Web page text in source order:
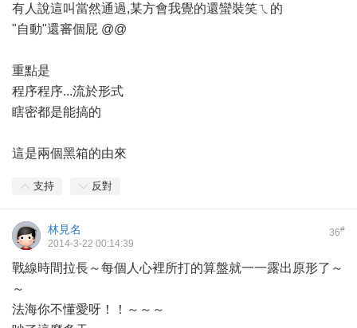
有人說這叫當然通過,某方會我覺的還蠻裝笑ㄟ的
"自動"還審個屁 @@
重點是
程序程序...流於形式
瞎密都是能搞的
這是兩個黑箱的由來
支持 反對
36#
林見名
2014-3-22 00:14:39
戰線時間拉長～每個人心裡所打的算盤就一一露出原形了～
～
法海你不懂愛呀！！～～～